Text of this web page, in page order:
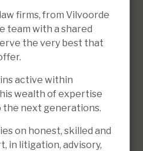
firms, from Vilvoorde
team with a shared
the very best that
active within
his wealth of expertise
next generations.
on honest, skilled and
in litigation, advisory,